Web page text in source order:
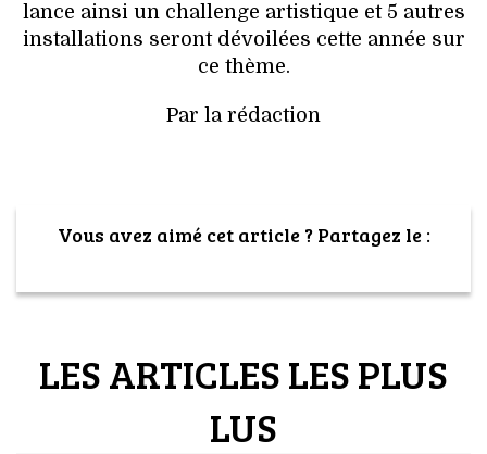
lance ainsi un challenge artistique et 5 autres
installations seront dévoilées cette année sur
ce thème.
Par la rédaction
Vous avez aimé cet article ? Partagez le :
LES ARTICLES LES PLUS
LUS